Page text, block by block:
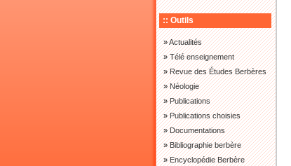
:: Outils
»Actualités
»Télé enseignement
»Revue des Études Berbères
»Néologie
»Publications
»Publications choisies
»Documentations
»Bibliographie berbère
»Encyclopédie Berbère